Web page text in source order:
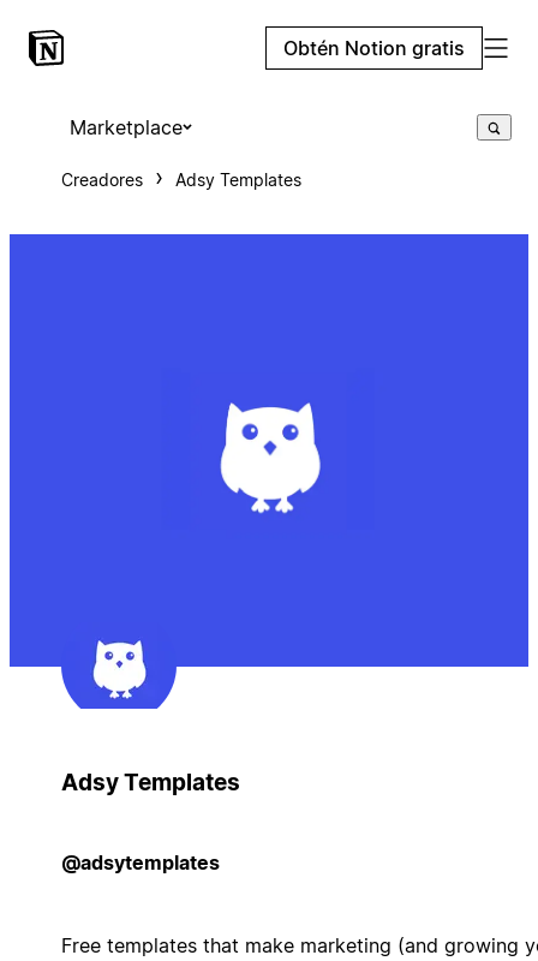
Obtén Notion gratis
Marketplace
Creadores Adsy Templates
Adsy Templates
@adsytemplates
Free templates that make marketing (and growing